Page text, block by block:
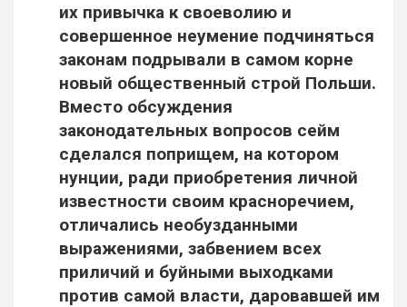
их привычка к своеволию и
совершенное неумение подчиняться
законам подрывали в самом корне
новый общественный строй Польши.
Вместо обсуждения
законодательных вопросов сейм
сделался поприщем, на котором
нунции, ради приобретения личной
известности своим красноречием,
отличались необузданными
выражениями, забвением всех
приличий и буйными выходками
против самой власти, даровавшей им